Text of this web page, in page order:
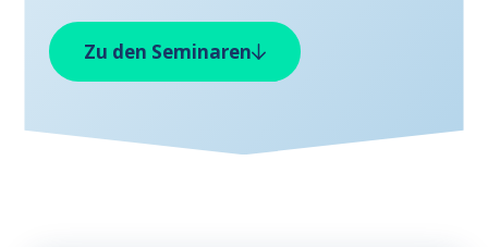
Zu den Seminaren